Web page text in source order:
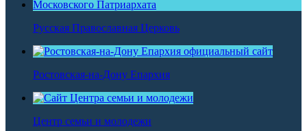
Русская Православная Церковь
Ростовская-на-Дону Епархия
Центр семьи и молодежи